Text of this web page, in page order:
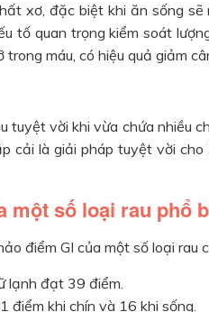
xơ, đặc biệt khi ăn sống
tố quan trọng kiểm soát
trong máu, có hiệu quả giảm
tuyệt vời khi vừa chứa nhiều
cải là giải pháp tuyệt vời
một số loại rau phổ
điểm GI của một số loại rau
lạnh đạt 39 điểm.
điểm khi chín và 16 khi sống.